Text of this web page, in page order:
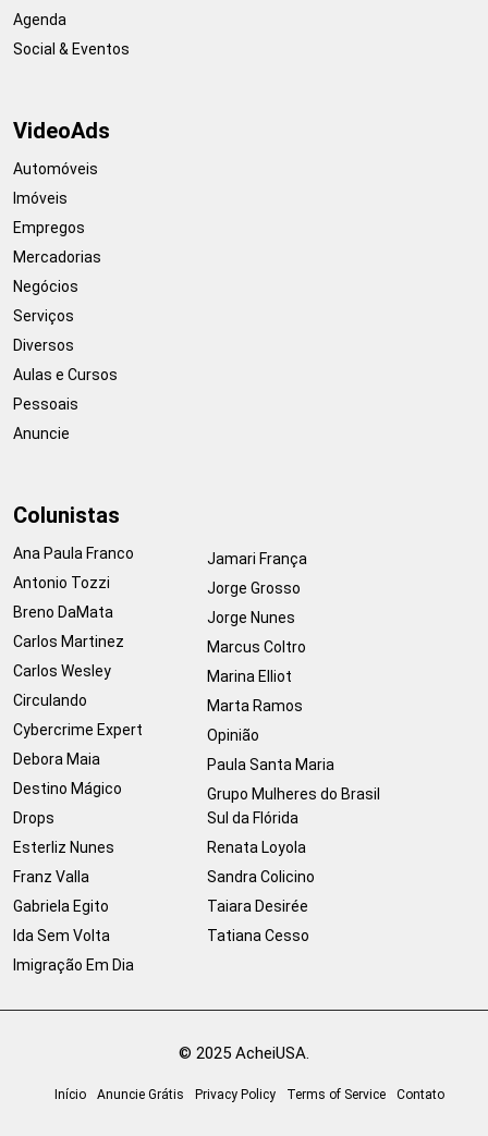
Agenda
Social & Eventos
VideoAds
Automóveis
Imóveis
Empregos
Mercadorias
Negócios
Serviços
Diversos
Aulas e Cursos
Pessoais
Anuncie
Colunistas
Ana Paula Franco
Antonio Tozzi
Breno DaMata
Carlos Martinez
Carlos Wesley
Circulando
Cybercrime Expert
Debora Maia
Destino Mágico
Drops
Esterliz Nunes
Franz Valla
Gabriela Egito
Ida Sem Volta
Imigração Em Dia
Jamari França
Jorge Grosso
Jorge Nunes
Marcus Coltro
Marina Elliot
Marta Ramos
Opinião
Paula Santa Maria
Grupo Mulheres do Brasil
Sul da Flórida
Renata Loyola
Sandra Colicino
Taiara Desirée
Tatiana Cesso
© 2025 AcheiUSA.
Início Anuncie Grátis Privacy Policy Terms of Service Contato